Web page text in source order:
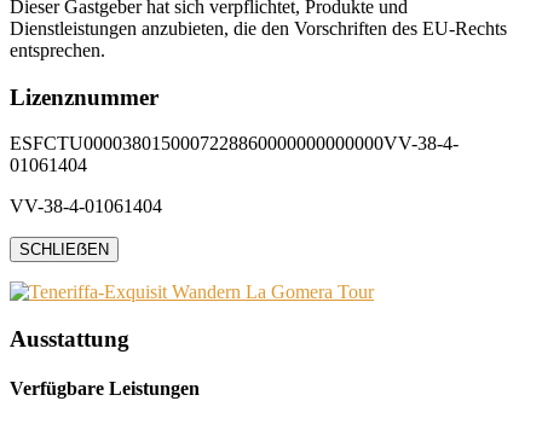
Dieser Gastgeber hat sich verpflichtet, Produkte und
Dienstleistungen anzubieten, die den Vorschriften des EU-Rechts
entsprechen.
Lizenznummer
ESFCTU0000380150007228860000000000000VV-38-4-
01061404
VV-38-4-01061404
SCHLIEẞEN
Ausstattung
Verfügbare Leistungen